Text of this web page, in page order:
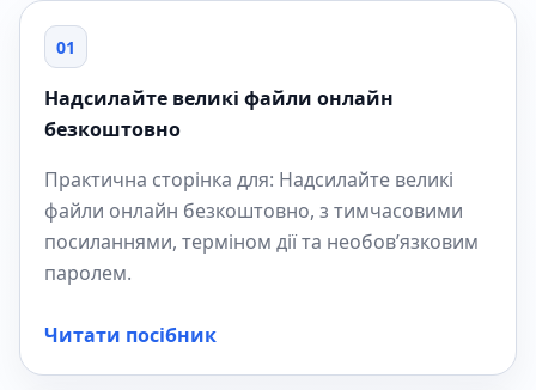
01
Надсилайте великі файли онлайн
безкоштовно
Практична сторінка для: Надсилайте великі
файли онлайн безкоштовно, з тимчасовими
посиланнями, терміном дії та необов’язковим
паролем.
Читати посібник